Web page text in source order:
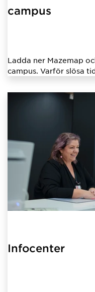
campus
Ladda ner Mazemap
campus. Varför slösa
Infocenter